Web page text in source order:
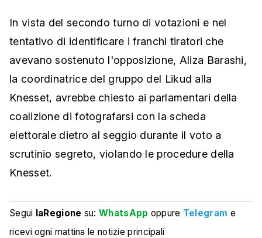
In vista del secondo turno di votazioni e nel
tentativo di identificare i franchi tiratori che
avevano sostenuto l'opposizione, Aliza Barashi,
la coordinatrice del gruppo del Likud alla
Knesset, avrebbe chiesto ai parlamentari della
coalizione di fotografarsi con la scheda
elettorale dietro al seggio durante il voto a
scrutinio segreto, violando le procedure della
Knesset.
Segui laRegione su:WhatsApp oppure Telegram e
ricevi ogni mattina le notizie principali